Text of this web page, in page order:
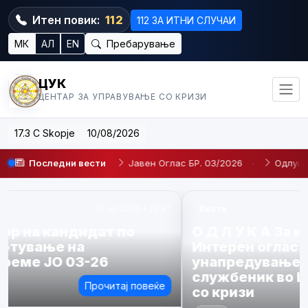
Итен повик: 112 112 ЗА ИТНИ СЛУЧАИ
МК АЛ EN Пребарување
ЦУК
ЦЕНТАР ЗА УПРАВУВАЊЕ СО КРИЗИ
17.3 C Skopje 10/08/2026
Последни вести
JO 03-26 Јавен Оглас БР. 03/2026 · Одлука за
Интерен оглас број 02/2026 за
унапредување на административен
службеник во Центар за управување
со кризи